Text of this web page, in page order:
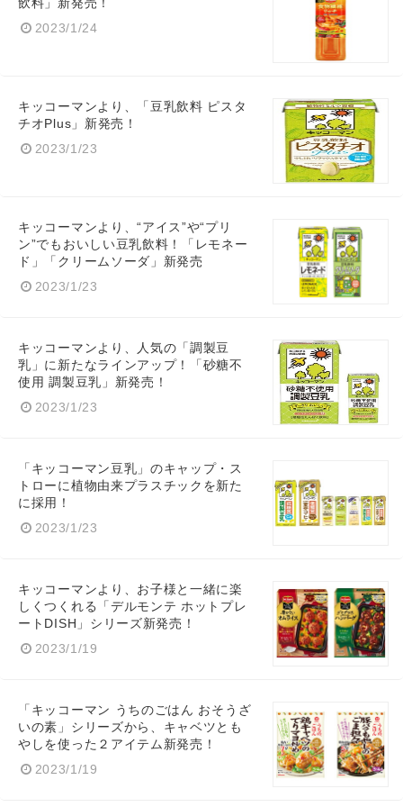
飲料」新発売！
2023/1/24
キッコーマンより、「豆乳飲料 ピスタ
チオPlus」新発売！
2023/1/23
キッコーマンより、“アイス”や“プリ
ン”でもおいしい豆乳飲料！「レモネー
ド」「クリームソーダ」新発売
2023/1/23
キッコーマンより、人気の「調製豆
乳」に新たなラインアップ！「砂糖不
使用 調製豆乳」新発売！
2023/1/23
「キッコーマン豆乳」のキャップ・ス
トローに植物由来プラスチックを新た
に採用！
2023/1/23
キッコーマンより、お子様と一緒に楽
しくつくれる「デルモンテ ホットプレ
ートDISH」シリーズ新発売！
2023/1/19
「キッコーマン うちのごはん おそうざ
いの素」シリーズから、キャベツとも
やしを使った２アイテム新発売！
2023/1/19